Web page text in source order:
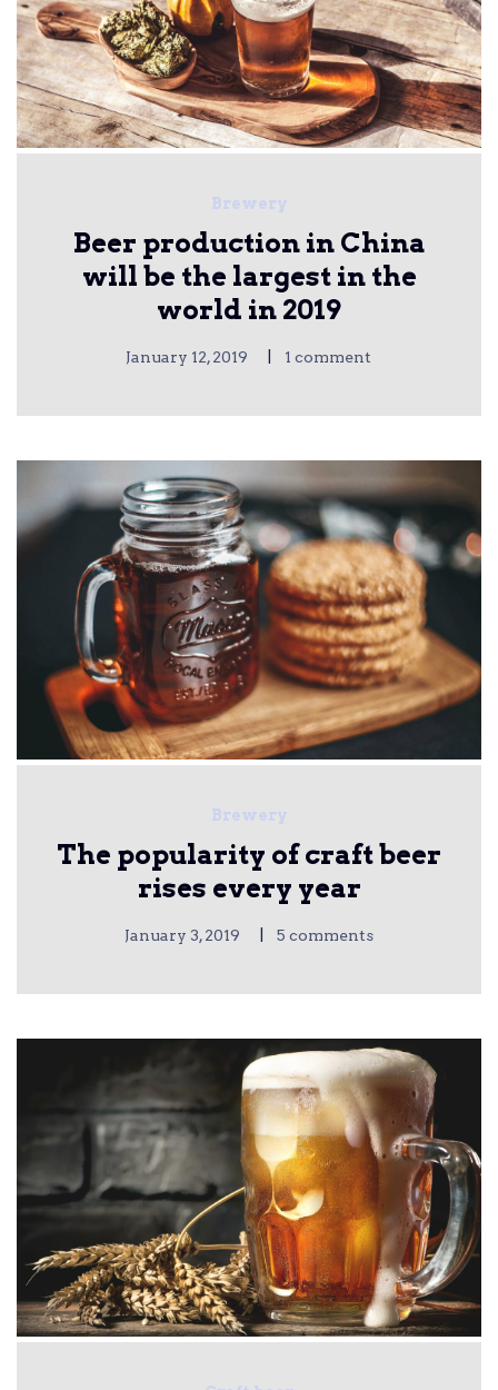
Brewery
Beer production in China
will be the largest in the
world in 2019
January 12, 2019 1 comment
Brewery
The popularity of craft beer
rises every year
January 3, 2019 5 comments